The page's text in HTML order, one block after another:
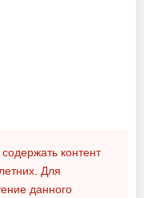
контент
Для
данного